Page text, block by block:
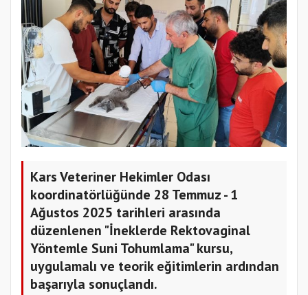
Kars Veteriner Hekimler Odası
koordinatörlüğünde 28 Temmuz - 1
Ağustos 2025 tarihleri arasında
düzenlenen "İneklerde Rektovaginal
Yöntemle Suni Tohumlama" kursu,
uygulamalı ve teorik eğitimlerin ardından
başarıyla sonuçlandı.